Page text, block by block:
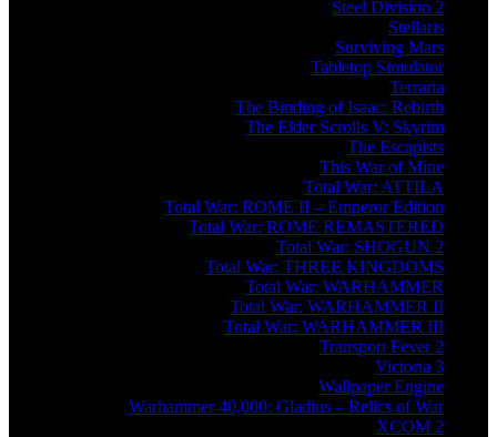
Steel Division 2
Stellaris
Surviving Mars
Tabletop Simulator
Terraria
The Binding of Isaac: Rebirth
The Elder Scrolls V: Skyrim
The Escapists
This War of Mine
Total War: ATTILA
Total War: ROME II – Emperor Edition
Total War: ROME REMASTERED
Total War: SHOGUN 2
Total War: THREE KINGDOMS
Total War: WARHAMMER
Total War: WARHAMMER II
Total War: WARHAMMER III
Transport Fever 2
Victoria 3
Wallpaper Engine
Warhammer 40,000: Gladius – Relics of War
XCOM 2